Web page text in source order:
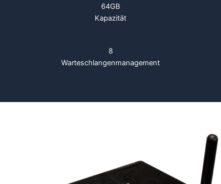
64GB
Kapazität
8
Warteschlangenmanagement